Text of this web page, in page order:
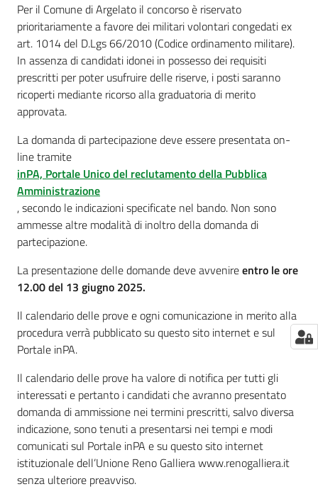
Per il Comune di Argelato il concorso è riservato
prioritariamente a favore dei militari volontari congedati ex
art. 1014 del D.Lgs 66/2010 (Codice ordinamento militare).
In assenza di candidati idonei in possesso dei requisiti
prescritti per poter usufruire delle riserve, i posti saranno
ricoperti mediante ricorso alla graduatoria di merito
approvata.
La domanda di partecipazione deve essere presentata on-
line tramite
inPA, Portale Unico del reclutamento della Pubblica
Amministrazione
, secondo le indicazioni specificate nel bando. Non sono
ammesse altre modalità di inoltro della domanda di
partecipazione.
La presentazione delle domande deve avvenireentro le ore
12.00 del 13 giugno 2025.
Il calendario delle prove e ogni comunicazione in merito alla
procedura verrà pubblicato su questo sito internet e sul
Portale inPA.
Il calendario delle prove ha valore di notifica per tutti gli
interessati e pertanto i candidati che avranno presentato
domanda di ammissione nei termini prescritti, salvo diversa
indicazione, sono tenuti a presentarsi nei tempi e modi
comunicati sul Portale inPA e su questo sito internet
istituzionale dell’Unione Reno Galliera www.renogalliera.it
senza ulteriore preavviso.